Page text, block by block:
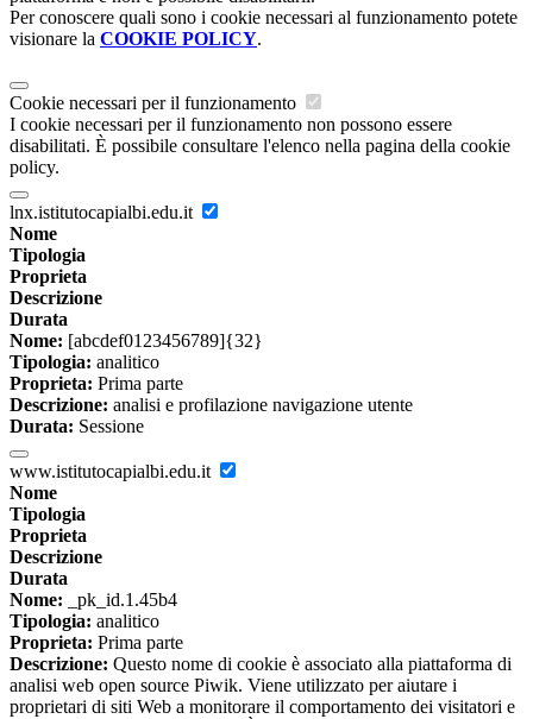
Per conoscere quali sono i cookie necessari al funzionamento potete
visionare la COOKIE POLICY.
Cookie necessari per il funzionamento
I cookie necessari per il funzionamento non possono essere
disabilitati. È possibile consultare l'elenco nella pagina della cookie
policy.
lnx.istitutocapialbi.edu.it
Nome
Tipologia
Proprieta
Descrizione
Durata
Nome: [abcdef0123456789]{32}
Tipologia: analitico
Proprieta: Prima parte
Descrizione: analisi e profilazione navigazione utente
Durata: Sessione
www.istitutocapialbi.edu.it
Nome
Tipologia
Proprieta
Descrizione
Durata
Nome: _pk_id.1.45b4
Tipologia: analitico
Proprieta: Prima parte
Descrizione: Questo nome di cookie è associato alla piattaforma di
analisi web open source Piwik. Viene utilizzato per aiutare i
proprietari di siti Web a monitorare il comportamento dei visitatori e